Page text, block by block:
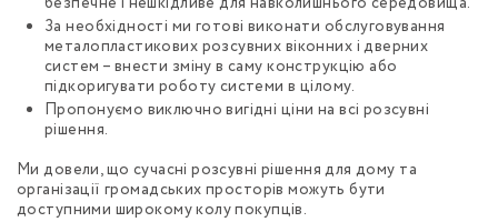
За необхідності ми готові виконати обслуговування
металопластикових розсувних віконних і дверних
систем – внести зміну в саму конструкцію або
підкоригувати роботу системи в цілому.
Пропонуємо виключно вигідні ціни на всі розсувні
рішення.
Ми довели, що сучасні розсувні рішення для дому та
організації громадських просторів можуть бути
доступними широкому колу покупців.